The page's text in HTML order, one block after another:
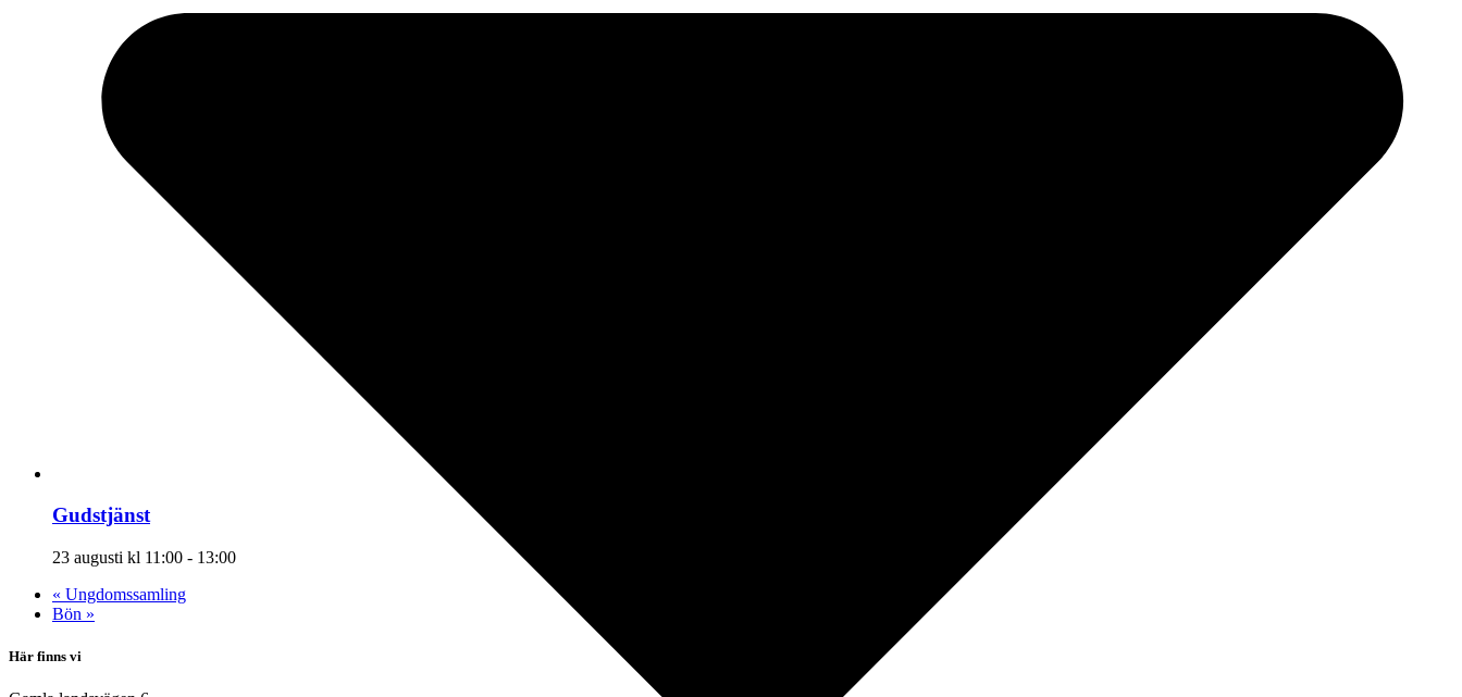
Gudstjänst
23 augusti kl 11:00 - 13:00
« Ungdomssamling
Bön »
Här finns vi